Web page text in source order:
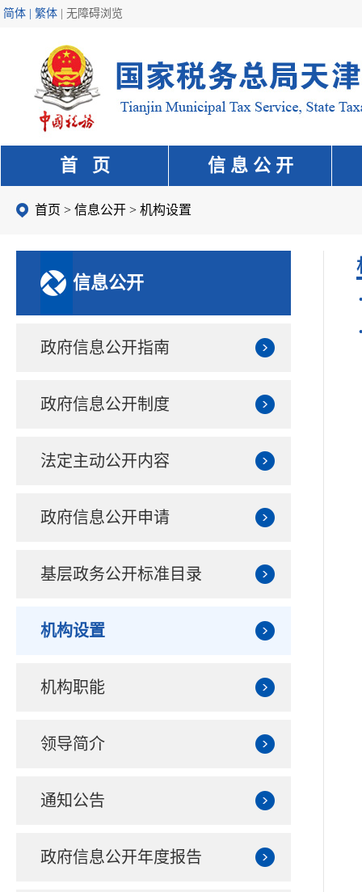
简体 | 繁体 无障碍浏览
首 页 信 息 公 开
首页 > 信息公开 > 机构设置
信息公开
政府信息公开指南
政府信息公开制度
法定主动公开内容
政府信息公开申请
基层政务公开标准目录
机构设置
机构职能
领导简介
通知公告
政府信息公开年度报告